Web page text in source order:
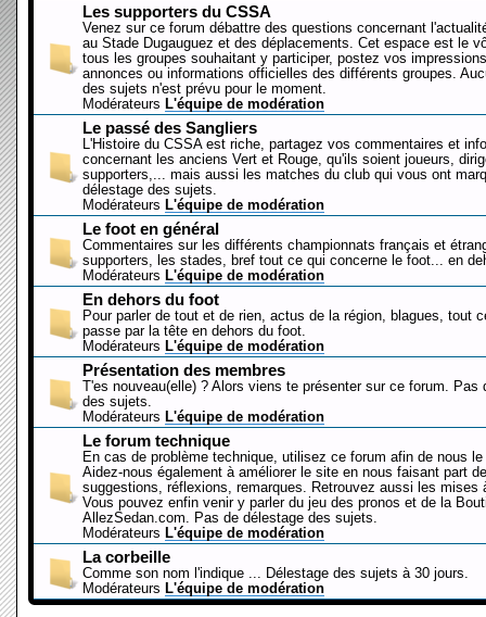
Les supporters du CSSA
Venez sur ce forum débattre des questions concernant
au Stade Dugauguez et des déplacements. Cet espace est le
tous les groupes souhaitant y participer, postez vos
annonces ou informations officielles des différents groupes.
des sujets n'est prévu pour le moment.
Modérateurs L'équipe de modération
Le passé des Sangliers
L'Histoire du CSSA est riche, partagez vos commentaires et
concernant les anciens Vert et Rouge, qu'ils soient joueurs,
supporters,... mais aussi les matches du club qui vous ont
délestage des sujets.
Modérateurs L'équipe de modération
Le foot en général
Commentaires sur les différents championnats français et
supporters, les stades, bref tout ce qui concerne le foot... en
Modérateurs L'équipe de modération
En dehors du foot
Pour parler de tout et de rien, actus de la région, blagues, tout
passe par la tête en dehors du foot.
Modérateurs L'équipe de modération
Présentation des membres
T'es nouveau(elle) ? Alors viens te présenter sur ce forum. Pas
des sujets.
Modérateurs L'équipe de modération
Le forum technique
En cas de problème technique, utilisez ce forum afin de nous le
Aidez-nous également à améliorer le site en nous faisant part
suggestions, réflexions, remarques. Retrouvez aussi les mises
Vous pouvez enfin venir y parler du jeu des pronos et de la
AllezSedan.com. Pas de délestage des sujets.
Modérateurs L'équipe de modération
La corbeille
Comme son nom l'indique ... Délestage des sujets à 30 jours.
Modérateurs L'équipe de modération